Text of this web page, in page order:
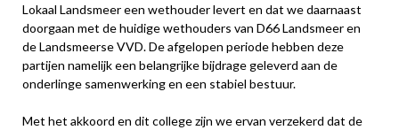
Lokaal Landsmeer een wethouder levert en dat we daarnaast
doorgaan met de huidige wethouders van D66 Landsmeer en
de Landsmeerse VVD. De afgelopen periode hebben deze
partijen namelijk een belangrijke bijdrage geleverd aan de
onderlinge samenwerking en een stabiel bestuur.
Met het akkoord en dit college zijn we ervan verzekerd dat de